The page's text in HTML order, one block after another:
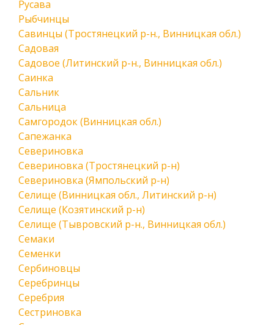
Русава
Рыбчинцы
Савинцы (Тростянецкий р-н., Винницкая обл.)
Садовая
Садовое (Литинский р-н., Винницкая обл.)
Саинка
Сальник
Сальница
Самгородок (Винницкая обл.)
Сапежанка
Севериновка
Севериновка (Тростянецкий р-н)
Севериновка (Ямпольский р-н)
Селище (Винницкая обл., Литинский р-н)
Селище (Козятинский р-н)
Селище (Тывровский р-н., Винницкая обл.)
Семаки
Семенки
Сербиновцы
Серебринцы
Серебрия
Сестриновка